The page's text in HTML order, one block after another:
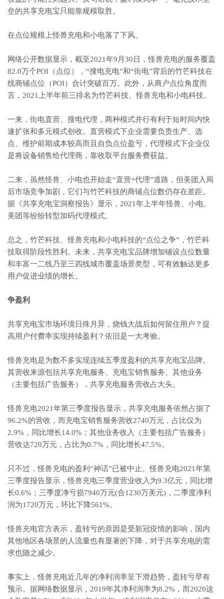
垒的共享充电宝只能靠规模取胜。
在点位规模上怪兽充电和小电落了下风。
网络公开数据显示，截至2021年9月30日，怪兽充电的服务覆盖
82.0万个POI（点位），“搜电充电”和“街电”背后的竹芒科技在
线商铺点位（POI）合计突破百万。此外，从商户点位角度而
言，2021上半年前三排名为竹芒科技、怪兽充电和小电科技。
一来，街电直营、搜电代理，两种模式并行有利于短时间内快
速扩张和多元模式创收。直营模式下企业需要负责生产、选
点、维护前期成本较高而且自负点位盈亏，代理模式下企业仅
是将设备销售给代理商，靠收取平台服务费获益。
二来，虽然怪兽、小电也开始走“直营+代理”道路，但美团入局
后市场竞争加剧，它们与竹芒科技的商铺点位数仍存在差距。
据《共享充电宝洞察报告》显示，2021年上半年怪兽、小电、
美团等纷纷转型加码代理模式。
总之，竹芒科技、怪兽充电和小电科技的“点位之争”，竹芒科
技取得阶段性胜利。未来，共享充电宝品牌增加铺设点位数量
和丰富一二线乃至三四线城市覆盖场景类型，可有效触达更多
用户促进业绩的增长。
争盈利
共享充电宝市场环境日殊月异，烧钱大战后如何留住用户？提
高用户付费率实现持续盈利？依旧是一大考验。
怪兽充电是为数不多实现连续五季度盈利的共享充电宝品牌。
其营收来源包括共享充电服务、充电宝销售服务、其他业务
（主要包括广告服务），共享充电服务营收占大头。
怪兽充电2021年第三季度报告显示，共享充电服务依然占据了
96.2%的营收，而充电宝销售服务营收2740万元，占比仅为
2.9%，同比增长14.0%；其他业务收入（主要包括广告服务）
营收达720万元，占比为0.7%，同比增长47.5%。
只不过，怪兽充电的盈利“神话”已被中止。怪兽充电2021年第
三季度报告显示，怪兽充电三季度营业收入为9.3亿元，同比增
长0.6%；三季度净亏损7940万元(合1230万美元)，二季度净利
润为1720万元，环比下降561%。
怪兽充电官方表示，盈转亏的原因是受新冠疫情的影响，国内
其他地区各场景的人流量也有显著的下降，对于共享充电的需
求也随之减少。
事实上，怪兽充电近几年的净利润率呈下滑趋势，盈转亏早有
预示。据网络数据显示，2019年其净利润率为8.2%，而2020这